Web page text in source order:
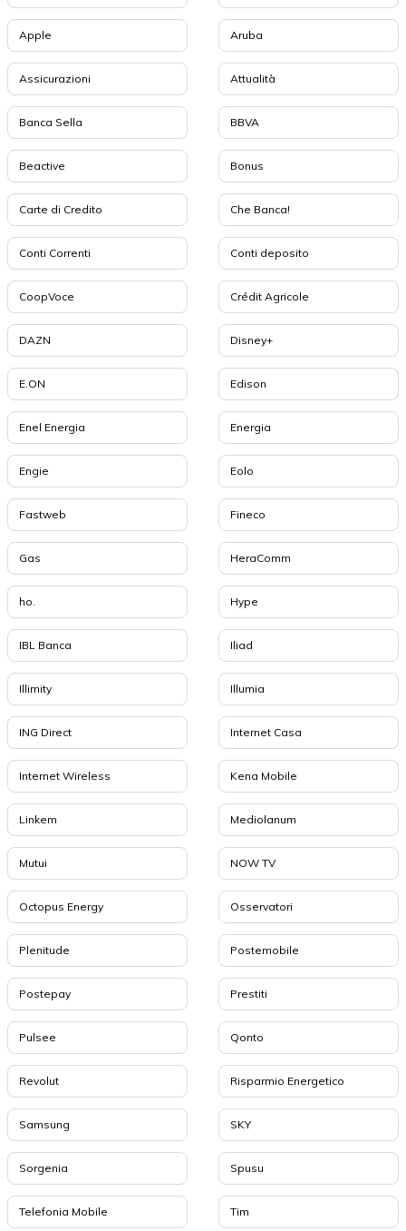
Apple Aruba
Assicurazioni Attualità
Banca Sella BBVA
Beactive Bonus
Carte di Credito Che Banca!
Conti Correnti Conti deposito
CoopVoce Crédit Agricole
DAZN Disney+
E.ON Edison
Enel Energia Energia
Engie Eolo
Fastweb Fineco
Gas HeraComm
ho. Hype
IBL Banca Iliad
Illimity Illumia
ING Direct Internet Casa
Internet Wireless Kena Mobile
Linkem Mediolanum
Mutui NOW TV
Octopus Energy Osservatori
Plenitude Postemobile
Postepay Prestiti
Pulsee Qonto
Revolut Risparmio Energetico
Samsung SKY
Sorgenia Spusu
Telefonia Mobile Tim